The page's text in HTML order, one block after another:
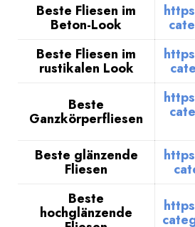
Beste Fliesen im
Beton-Look
Beste Fliesen im
rustikalen Look
Beste
Ganzkörperfliesen
Beste glänzende
Fliesen
Beste
hochglänzende